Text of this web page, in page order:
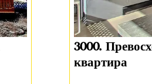
3000.
квартира